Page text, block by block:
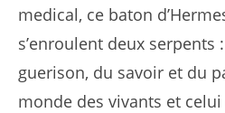
medical, ce baton
s’enroulent deux serpents
guerison, du savoir et du
monde des vivants et